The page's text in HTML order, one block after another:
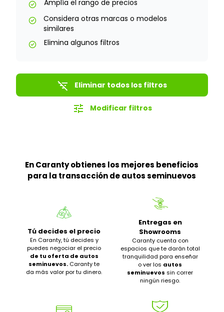
check_circle Amplía el rango de precios
check_circle
Considera otras marcas o modelos
similares
check_circle Elimina algunos filtros
filter_list_off Eliminar todos los filtros
tune Modificar filtros
En Caranty obtienes los mejores beneficios
para la transacción de autos seminuevos
Tú decides el precio
En Caranty, tú decides y
puedes negociar el precio
de tu oferta de autos
seminuevos. Caranty te
da más valor por tu dinero.
Entregas en
Showrooms
Caranty cuenta con
espacios que te darán total
tranquilidad para enseñar
o ver los autos
seminuevos sin correr
ningún riesgo.